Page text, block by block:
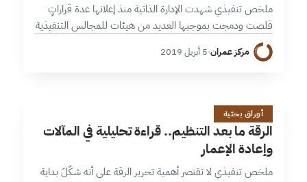
ملخص تنفيذي شهدت الإدارة الذاتية منذ إعلانها عدة قراراتٍ
قلصت ودمجت بموجبها العديد من هيئات للمجالس التنفيذية
للمقاطعات، لأسباب عدة أهمها تقليل عدد الهيئات المتقاربة في
العمل. يتمثل التطور الأبرز…
مركز عمران·5 أبريل 2019
ا
15 دقائق
أوراق بحثية
الرقة ما بعد التنظيم.. قراءة تحليلية في المآلات
وإعادة الإعمار
ملخص تنفيذي لا تقتصر أهمية تحرير الرقة على أنه شكّلَ بداية